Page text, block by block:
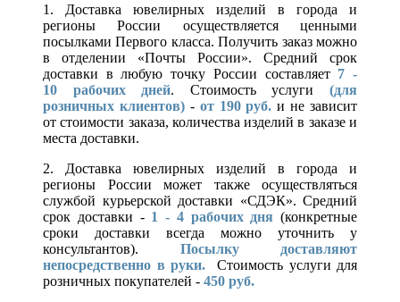
1. Доставка ювелирных изделий в города и
регионы России осуществляется ценными
посылками Первого класса. Получить заказ можно
в отделении «Почты России». Средний срок
доставки в любую точку России составляет 7 -
10 рабочих дней. Стоимость услуги(для
розничных клиентов)- от 190 руб. и не зависит
от стоимости заказа, количества изделий в заказе и
места доставки.
2. Доставка ювелирных изделий в города и
регионы России может также осуществляться
службой курьерской доставки «СДЭК». Средний
срок доставки - 1 - 4 рабочих дня (конкретные
сроки доставки всегда можно уточнить у
консультантов). Посылку доставляют
непосредственно в руки.
Стоимость услуги для
розничных покупателей - 450 руб.